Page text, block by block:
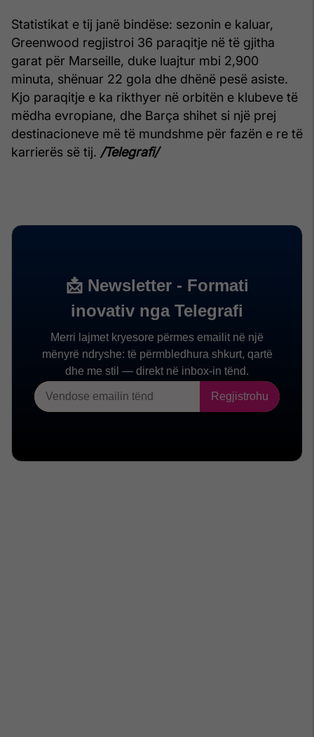
Statistikat e tij janë bindëse: sezonin e kaluar,
Greenwood regjistroi 36 paraqitje në të gjitha
garat për Marseille, duke luajtur mbi 2,900
minuta, shënuar 22 gola dhe dhënë pesë asiste.
Kjo paraqitje e ka rikthyer në orbitën e klubeve të
mëdha evropiane, dhe Barça shihet si një prej
destinacioneve më të mundshme për fazën e re të
karrierës së tij. /Telegrafi/